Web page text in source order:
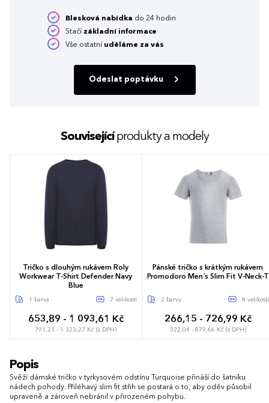
Blesková nabídka do 24 hodin
Stačí základní informace
Vše ostatní uděláme za vás
Odeslat poptávku
Souvisejícíprodukty a modely
Tričko s dlouhým rukávem Roly
Workwear T-Shirt Defender Navy
Blue
1 barva 7 velikostí
653,89 - 1 093,61 Kč
791,21 - 1 323,27 Kč (s DPH)
S
Pánské tričko s krátkým rukávem
Promodoro Men´s Slim Fit V-Neck-T
2 barvy 8 velikostí
266,15 - 726,99 Kč
322,04 - 879,66 Kč (s DPH)
5XL
Popis
Svěží dámské tričko v tyrkysovém odstínu Turquoise přináší do šatníku
nádech pohody. Přiléhavý slim fit střih se postará o to, aby oděv působil
upraveně a zároveň nebránil v přirozeném pohybu.